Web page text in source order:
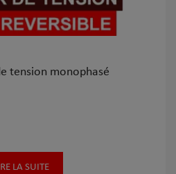
tension monophasé
LA SUITE